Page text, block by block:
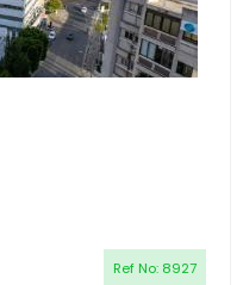
Ref No: 8927